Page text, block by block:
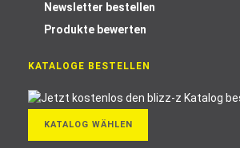
Newsletter bestellen
Produkte bewerten
KATALOGE BESTELLEN
KATALOG WÄHLEN